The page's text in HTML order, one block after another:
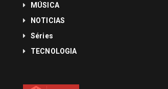
MÚSICA
NOTICIAS
Séries
TECNOLOGIA